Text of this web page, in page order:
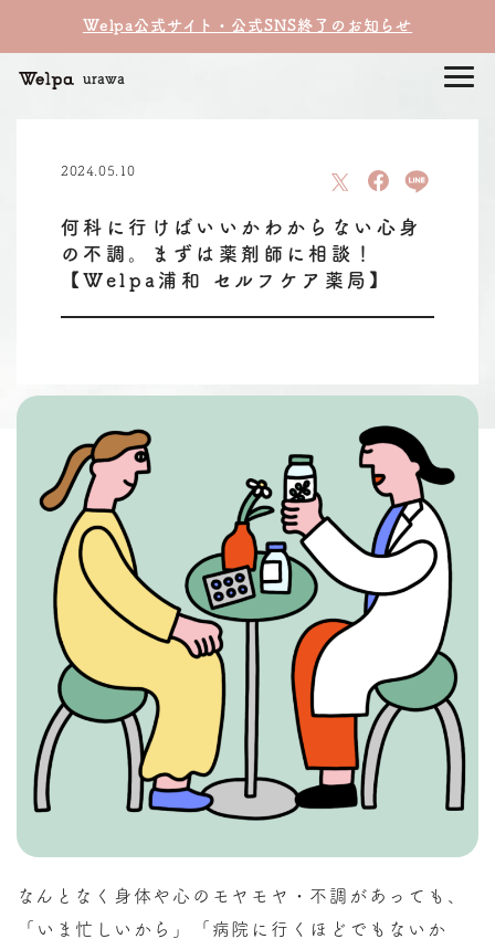
Welpa公式サイト・公式SNS終了のお知らせ
urawa
2024.05.10
何科に行けばいいかわからない心身
の不調。まずは薬剤師に相談！
【Welpa浦和 セルフケア薬局】
なんとなく身体や心のモヤモヤ・不調があっても、
「いま忙しいから」「病院に行くほどでもないか